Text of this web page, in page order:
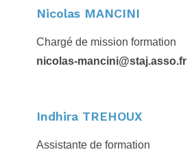
Nicolas MANCINI
Chargé de mission formation
nicolas-mancini@staj.asso.fr
Indhira TREHOUX
Assistante de formation